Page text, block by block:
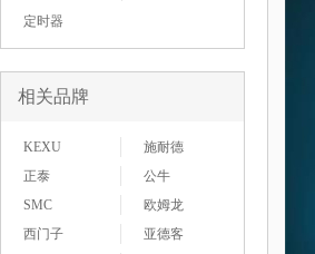
定时器
相关品牌
KEXU
施耐德
正泰
公牛
SMC
欧姆龙
西门子
亚德客